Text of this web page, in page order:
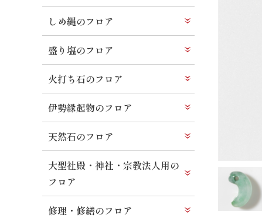
しめ縄のフロア
盛り塩のフロア
火打ち石のフロア
伊勢縁起物のフロア
天然石のフロア
大型社殿・神社・宗教法人用の
フロア
修理・修繕のフロア